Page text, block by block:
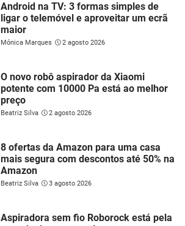
Android na TV: 3 formas simples de
ligar o telemóvel e aproveitar um ecrã
maior
Mónica Marques 2 agosto 2026
O novo robô aspirador da Xiaomi
potente com 10000 Pa está ao melhor
preço
Beatriz Silva 2 agosto 2026
8 ofertas da Amazon para uma casa
mais segura com descontos até 50% na
Amazon
Beatriz Silva 3 agosto 2026
Aspiradora sem fio Roborock está pela